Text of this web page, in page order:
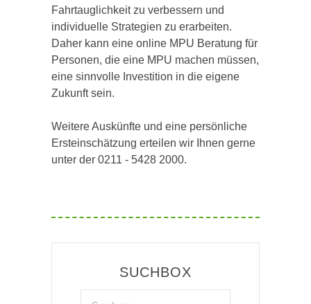
Fahrtauglichkeit zu verbessern und
individuelle Strategien zu erarbeiten.
Daher kann eine online MPU Beratung für
Personen, die eine MPU machen müssen,
eine sinnvolle Investition in die eigene
Zukunft sein.
Weitere Auskünfte und eine persönliche
Ersteinschätzung erteilen wir Ihnen gerne
unter der 0211 - 5428 2000.
SUCHBOX